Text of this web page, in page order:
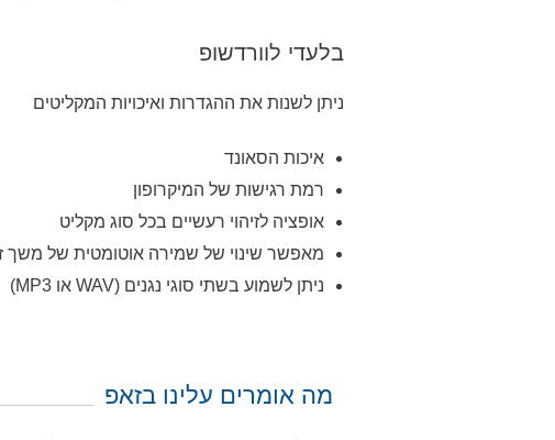
בלעדי לוורדשופ
ניתן לשנות את ההגדרות ואיכויות המקליטים
איכות הסאונד
רמת רגישות של המיקרופון
אופציה לזיהוי רעשיים בכל סוג מקליט
מאפשר שינוי של שמירה אוטומטית של משך
ניתן לשמוע בשתי סוגי נגנים (WAV או MP3)
מה אומרים עלינו בזאפ